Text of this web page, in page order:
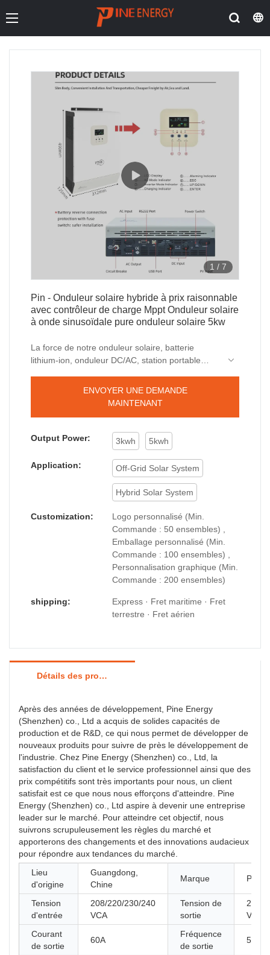
1 / 7
Pin - Onduleur solaire hybride à prix raisonnable
avec contrôleur de charge Mppt Onduleur solaire
à onde sinusoïdale pure onduleur solaire 5kw
La force de notre onduleur solaire, batterie
lithium-ion, onduleur DC/AC, station portable
augmenter nos ventes et à améliorer notre
popularité sur le marché. Nous développons un
à onde sinusoïdale pure combinant toutes les
matières premières de haute qualité avec des
performances excellentes et stables. De cette
façon, nous garantissons que ce produit possède
de multiples fonctionnalités. De plus, son
apparence unique et accrocheuse le rend très
remarquable parmi d'autres produits similaires.
ENVOYER UNE DEMANDE
MAINTENANT
Output Power: 3kwh 5kwh
Application: Off-Grid Solar System
Hybrid Solar System
Customization:
Logo personnalisé (Min.
Commande : 50 ensembles) ,
Emballage personnalisé (Min.
Commande : 100 ensembles) ,
Personnalisation graphique (Min.
Commande : 200 ensembles)
shipping:
Express · Fret maritime · Fret
terrestre · Fret aérien
Détails des produits
Après des années de développement, Pine Energy
(Shenzhen) co., Ltd a acquis de solides capacités de
production et de R&D, ce qui nous permet de développer de
nouveaux produits pour suivre de près le développement de
l'industrie. Chez Pine Energy (Shenzhen) co., Ltd, la
satisfaction du client et le service professionnel ainsi que des
prix compétitifs sont très importants pour nous, un client
satisfait est ce que nous nous efforçons d'atteindre. Pine
Energy (Shenzhen) co., Ltd aspire à devenir une entreprise
leader sur le marché. Pour atteindre cet objectif, nous
suivrons scrupuleusement les règles du marché et
apporterons des changements et des innovations audacieux
pour répondre aux tendances du marché.
Lieu
d'origine
Guangdong,
Chine
Marque PIN
Tension
d'entrée
208/220/230/240
VCA
Tension de
sortie
208/
VCA
Courant
de sortie
60A
Fréquence
de sortie
50